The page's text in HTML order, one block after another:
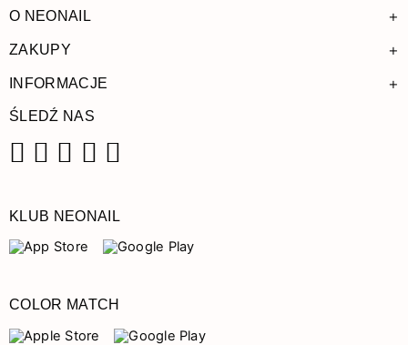
O NEONAIL +
ZAKUPY +
INFORMACJE +
ŚLEDŹ NAS
KLUB NEONAIL
COLOR MATCH